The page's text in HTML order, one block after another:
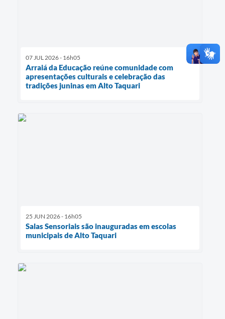
07 JUL 2026 - 16h05
Arraiá da Educação reúne comunidade com
apresentações culturais e celebração das
tradições juninas em Alto Taquari
25 JUN 2026 - 16h05
Salas Sensoriais são inauguradas em escolas
municipais de Alto Taquari